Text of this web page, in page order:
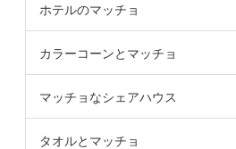
ホテルのマッチョ
カラーコーンとマッチョ
マッチョなシェアハウス
タオルとマッチョ